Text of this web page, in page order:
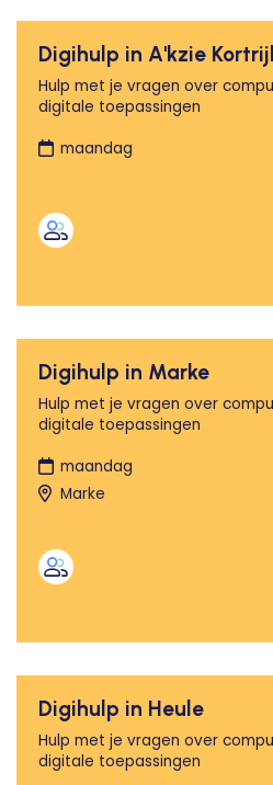
Digihulp in A'kzie
Hulp met je vragen over
digitale toepassingen
maandag
Digihulp in Marke
Hulp met je vragen over
digitale toepassingen
maandag
Marke
Digihulp in Heule
Hulp met je vragen over
digitale toepassingen